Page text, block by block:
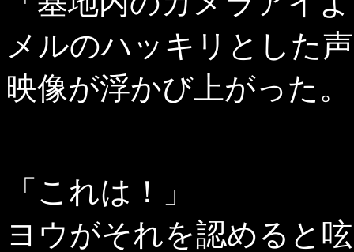
メルのハッキリとした
映像が浮かび上がった。
「これは！」
ヨウがそれを認めると